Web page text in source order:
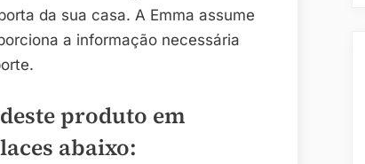
da sua casa. A Emma assume
a informação necessária
produto em
abaixo: